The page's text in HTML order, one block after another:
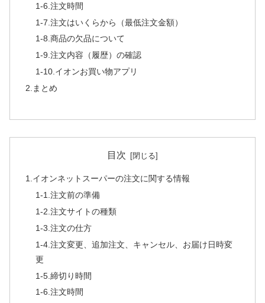
1-6.注文時間
1-7.注文はいくらから（最低注文金額）
1-8.商品の欠品について
1-9.注文内容（履歴）の確認
1-10.イオンお買い物アプリ
2.まとめ
目次
1.イオンネットスーパーの注文に関する情報
1-1.注文前の準備
1-2.注文サイトの種類
1-3.注文の仕方
1-4.注文変更、追加注文、キャンセル、お届け日時変
更
1-5.締切り時間
1-6.注文時間